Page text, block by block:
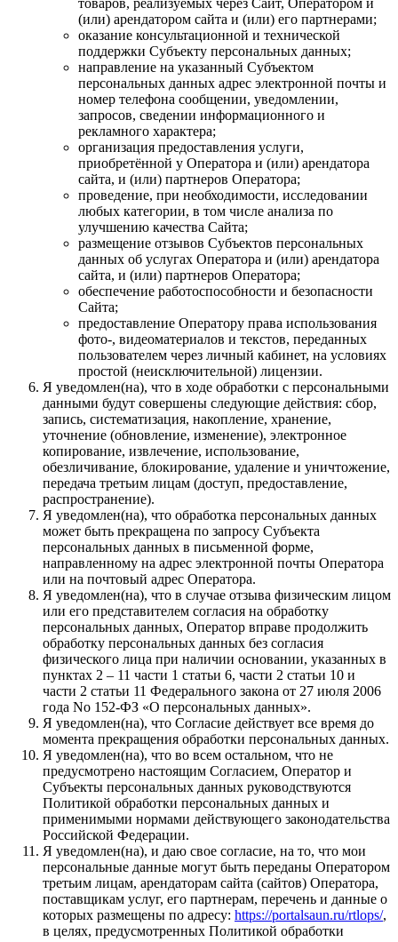
товаров, реализуемых через Сайт, Оператором и
(или) арендатором сайта и (или) его партнерами;
оказание консультационной и технической
поддержки Субъекту персональных данных;
направление на указанный Субъектом
персональных данных адрес электронной почты и
номер телефона сообщении, уведомлении,
запросов, сведении информационного и
рекламного характера;
организация предоставления услуги,
приобретённой у Оператора и (или) арендатора
сайта, и (или) партнеров Оператора;
проведение, при необходимости, исследовании
любых категории, в том числе анализа по
улучшению качества Сайта;
размещение отзывов Субъектов персональных
данных об услугах Оператора и (или) арендатора
сайта, и (или) партнеров Оператора;
обеспечение работоспособности и безопасности
Сайта;
предоставление Оператору права использования
фото-, видеоматериалов и текстов, переданных
пользователем через личный кабинет, на условиях
простой (неисключительной) лицензии.
Я уведомлен(на), что в ходе обработки с персональными
данными будут совершены следующие действия: сбор,
запись, систематизация, накопление, хранение,
уточнение (обновление, изменение), электронное
копирование, извлечение, использование,
обезличивание, блокирование, удаление и уничтожение,
передача третьим лицам (доступ, предоставление,
распространение).
Я уведомлен(на), что обработка персональных данных
может быть прекращена по запросу Субъекта
персональных данных в письменной форме,
направленному на адрес электронной почты Оператора
или на почтовый адрес Оператора.
Я уведомлен(на), что в случае отзыва физическим лицом
или его представителем согласия на обработку
персональных данных, Оператор вправе продолжить
обработку персональных данных без согласия
физического лица при наличии основании, указанных в
пунктах 2 – 11 части 1 статьи 6, части 2 статьи 10 и
части 2 статьи 11 Федерального закона от 27 июля 2006
года No 152-ФЗ «О персональных данных».
Я уведомлен(на), что Согласие действует все время до
момента прекращения обработки персональных данных.
Я уведомлен(на), что во всем остальном, что не
предусмотрено настоящим Согласием, Оператор и
Субъекты персональных данных руководствуются
Политикой обработки персональных данных и
применимыми нормами действующего законодательства
Российской Федерации.
Я уведомлен(на), и даю свое согласие, на то, что мои
персональные данные могут быть переданы Оператором
третьим лицам, арендаторам сайта (сайтов) Оператора,
поставщикам услуг, его партнерам, перечень и данные о
которых размещены по адресу: https://portalsaun.ru/rtlops/,
в целях, предусмотренных Политикой обработки